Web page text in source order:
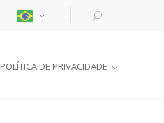
POLÍTICA DE PRIVACIDADE